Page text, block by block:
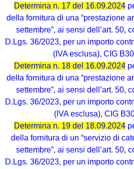
Determina n. 17 del 16.09.2024
della fornitura di una “prestazione
settembre”, ai sensi dell’art. 50,
D.Lgs. 36/2023, per un importo
(IVA esclusa), CIG
Determina n. 18 del 16.09.2024
della fornitura di una “prestazione
settembre”, ai sensi dell’art. 50,
D.Lgs. 36/2023, per un importo
(IVA esclusa), CIG
Determina n. 19 del 18.09.2024
della fornitura di un “servizio di
settembre”, ai sensi dell’art. 50,
D.Lgs. 36/2023, per un importo